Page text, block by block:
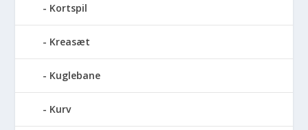
Kortspil
Kreasæt
Kuglebane
Kurv